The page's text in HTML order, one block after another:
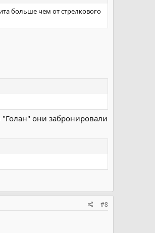
больше чем от стрелкового
они забронировали
#8